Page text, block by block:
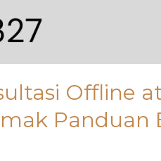
Offline
Panduan